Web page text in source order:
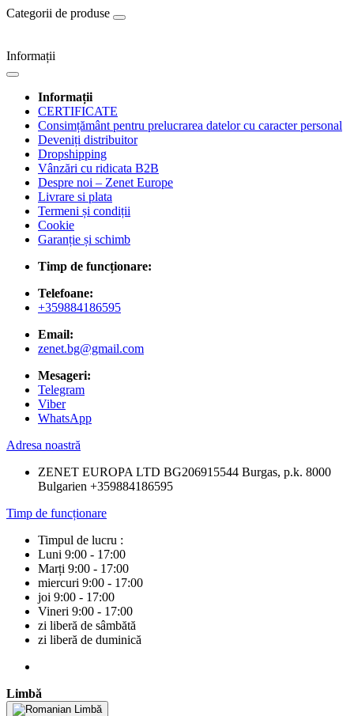
Categorii de produse
Informații
Informații
CERTIFICATE
Consimțământ pentru prelucrarea datelor cu caracter personal
Deveniți distribuitor
Dropshipping
Vânzări cu ridicata B2B
Despre noi – Zenet Europe
Livrare si plata
Termeni și condiții
Cookie
Garanție și schimb
Timp de funcționare:
Telefoane:
+359884186595
Email:
zenet.bg@gmail.com
Mesageri:
Telegram
Viber
WhatsApp
Adresa noastră
ZENET EUROPA LTD BG206915544 Burgas, p.k. 8000
Bulgarien +359884186595
Timp de funcționare
Timpul de lucru :
Luni 9:00 - 17:00
Marți 9:00 - 17:00
miercuri 9:00 - 17:00
joi 9:00 - 17:00
Vineri 9:00 - 17:00
zi liberă de sâmbătă
zi liberă de duminică
Limbă
Limbă